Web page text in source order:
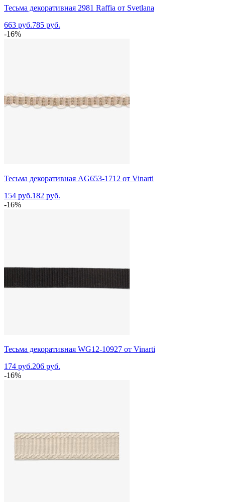
Тесьма декоративная 2981 Raffia от Svetlana
663 руб.785 руб.
-16%
Тесьма декоративная AG653-1712 от Vinarti
154 руб.182 руб.
-16%
Тесьма декоративная WG12-10927 от Vinarti
174 руб.206 руб.
-16%